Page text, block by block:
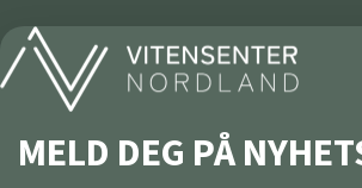
MELD DEG PÅ